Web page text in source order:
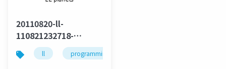
20110820-ll-
110821232718-
phpapp02
ll programming